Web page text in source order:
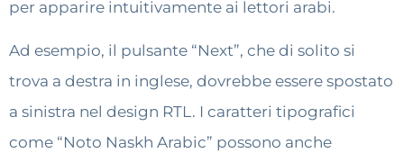
per apparire intuitivamente ai lettori arabi.
Ad esempio, il pulsante “Next”, che di solito si
trova a destra in inglese, dovrebbe essere spostato
a sinistra nel design RTL. I caratteri tipografici
come “Noto Naskh Arabic” possono anche